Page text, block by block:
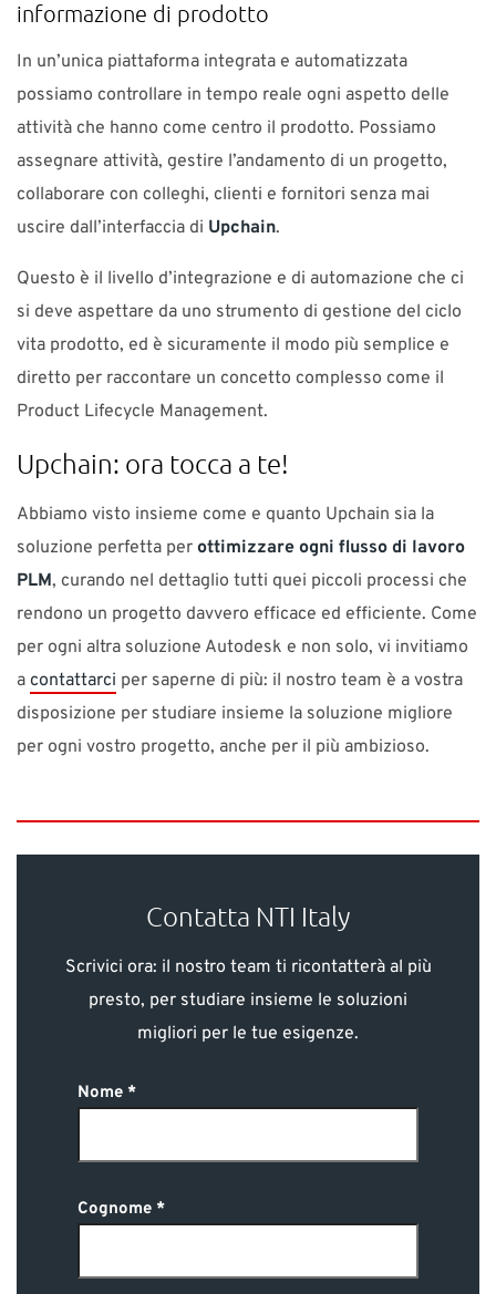
informazione di prodotto
In un’unica piattaforma integrata e automatizzata
possiamo controllare in tempo reale ogni aspetto delle
attività che hanno come centro il prodotto. Possiamo
assegnare attività, gestire l’andamento di un progetto,
collaborare con colleghi, clienti e fornitori senza mai
uscire dall’interfaccia di Upchain.
Questo è il livello d’integrazione e di automazione che ci
si deve aspettare da uno strumento di gestione del ciclo
vita prodotto, ed è sicuramente il modo più semplice e
diretto per raccontare un concetto complesso come il
Product Lifecycle Management.
Upchain: ora tocca a te!
Abbiamo visto insieme come e quanto Upchain sia la
soluzione perfetta per ottimizzare ogni flusso di lavoro
PLM, curando nel dettaglio tutti quei piccoli processi che
rendono un progetto davvero efficace ed efficiente. Come
per ogni altra soluzione Autodesk e non solo, vi invitiamo
a contattarci per saperne di più: il nostro team è a vostra
disposizione per studiare insieme la soluzione migliore
per ogni vostro progetto, anche per il più ambizioso.
Contatta NTI Italy
Scrivici ora: il nostro team ti ricontatterà al più
presto, per studiare insieme le soluzioni
migliori per le tue esigenze.
Nome
Cognome